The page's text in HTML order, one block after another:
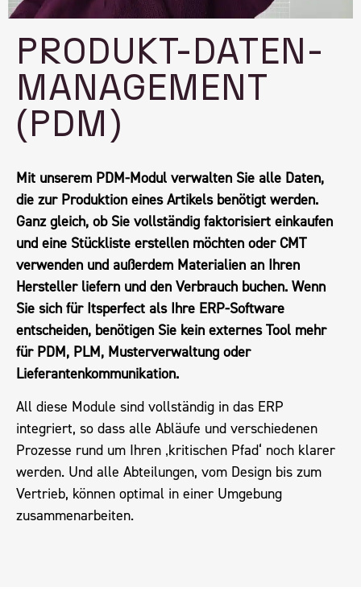
PRODUKT-DATEN-
MANAGEMENT
(PDM)
Mit unserem PDM-Modul verwalten Sie alle Daten,
die zur Produktion eines Artikels benötigt werden.
Ganz gleich, ob Sie vollständig faktorisiert einkaufen
und eine Stückliste erstellen möchten oder CMT
verwenden und außerdem Materialien an Ihren
Hersteller liefern und den Verbrauch buchen. Wenn
Sie sich für Itsperfect als Ihre ERP-Software
entscheiden, benötigen Sie kein externes Tool mehr
für PDM, PLM, Musterverwaltung oder
Lieferantenkommunikation.
All diese Module sind vollständig in das ERP
integriert, so dass alle Abläufe und verschiedenen
Prozesse rund um Ihren ‚kritischen Pfad‘ noch klarer
werden. Und alle Abteilungen, vom Design bis zum
Vertrieb, können optimal in einer Umgebung
zusammenarbeiten.